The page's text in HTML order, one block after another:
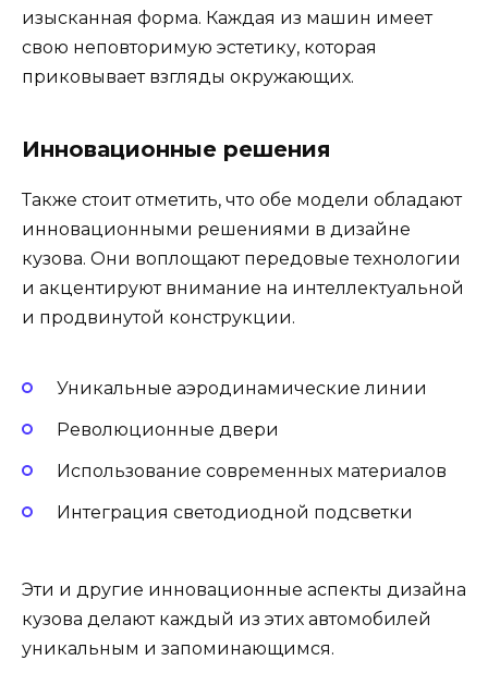
изысканная форма. Каждая из машин имеет
свою неповторимую эстетику, которая
приковывает взгляды окружающих.
Инновационные решения
Также стоит отметить, что обе модели обладают
инновационными решениями в дизайне
кузова. Они воплощают передовые технологии
и акцентируют внимание на интеллектуальной
и продвинутой конструкции.
Уникальные аэродинамические линии
Революционные двери
Использование современных материалов
Интеграция светодиодной подсветки
Эти и другие инновационные аспекты дизайна
кузова делают каждый из этих автомобилей
уникальным и запоминающимся.